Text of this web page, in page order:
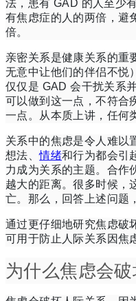
法，患有 GAD 的人至少
有焦虑症的人的两倍，避
倍。
亲密关系是健康关系的重
无意中让他们的伴侣不悦
仅仅是 GAD 会干扰关系
可以做到这一点，不符合
一点。 从本质上讲，任何
关系中的焦虑是令人难以
想法、情绪和行为都会引
力成为关系的主题。 合作
越大的距离。很多时候，
亡。 那么，回答上述问
通过更仔细地研究焦虑破
可用于防止人际关系因焦
为什么焦虑会